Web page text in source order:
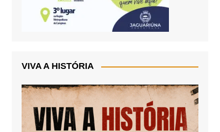
VIVA A HISTÓRIA